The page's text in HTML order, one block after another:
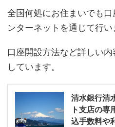
全国何処にお住まいでも
ンターネットを通じて行い
口座開設方法など詳しい
しています。
清水銀行清
ト支店の専
込手数料や